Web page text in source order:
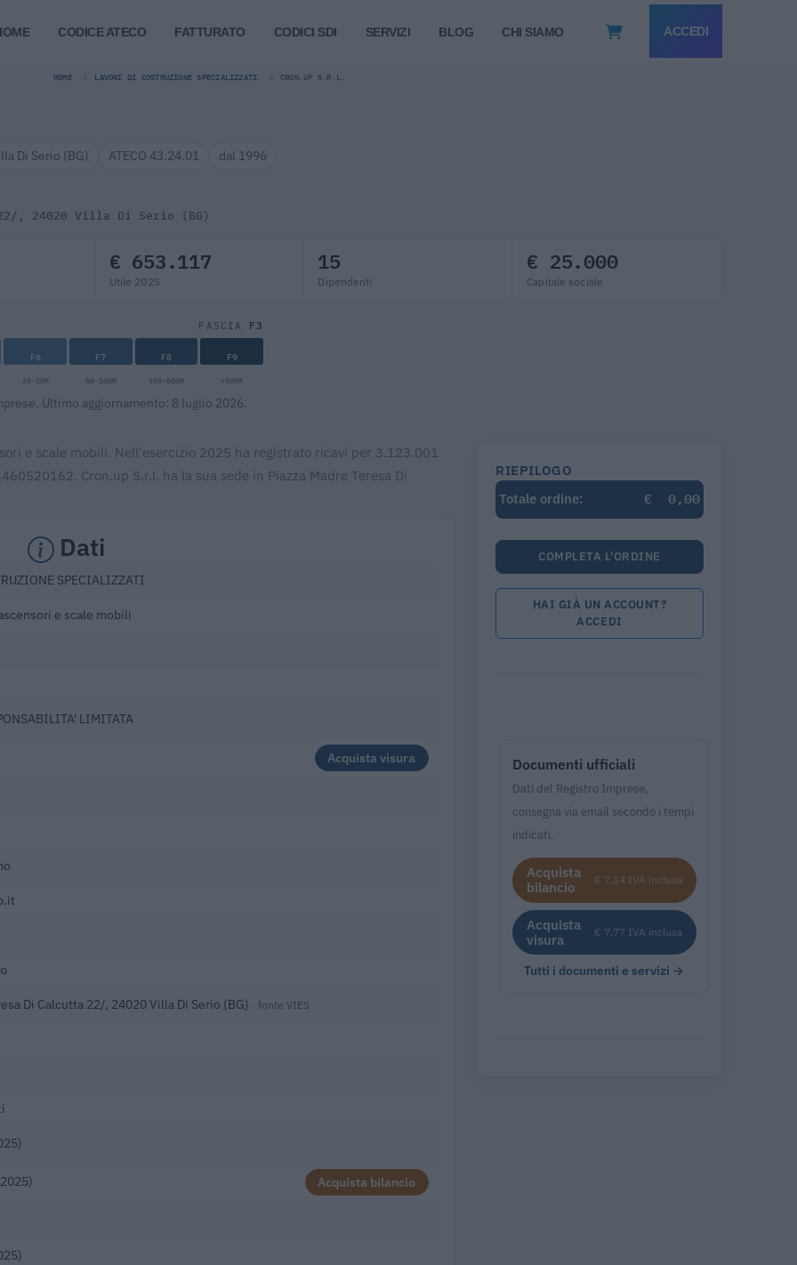
CODICE ATECO FATTURATO CODICI SDI SERVIZI BLOG CHI SIAMO ACCEDI
HOME LAVORI DI COSTRUZIONE SPECIALIZZATI CRON.UP S.R.L.
Di Serio (BG) ATECO 43.24.01 dal 1996
, 24020 Villa Di Serio (BG)
€ 653.117
Utile 2025
15
Dipendenti
€ 25.000
Capitale sociale
FASCIA F3
F6 F7 F8 F9
25-50M 50-100M 100-500M >500M
Ultimo aggiornamento: 8 luglio 2026.
e scale mobili. Nell'esercizio 2025 ha registrato ricavi per 3.123.001
Cron.up S.r.l. ha la sua sede in Piazza Madre Teresa Di
Dati
SPECIALIZZATI
e scale mobili
LIMITATA
Acquista visura
Di Calcutta 22/, 24020 Villa Di Serio (BG) · fonte VIES
Acquista bilancio
RIEPILOGO
Totale ordine:
€ 0,00
COMPLETA L'ORDINE
HAI GIÀ UN ACCOUNT?
ACCEDI
Documenti ufficiali
Dati del Registro Imprese,
consegna via email secondo i tempi
indicati.
Acquista
bilancio
€ 7,14 IVA inclusa
Acquista
visura
€ 7,77 IVA inclusa
Tutti i documenti e servizi →